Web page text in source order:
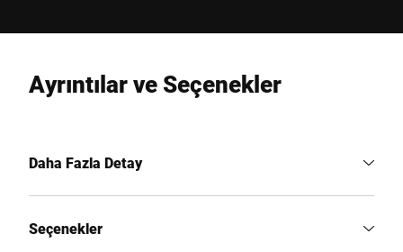
Ayrıntılar ve Seçenekler
Daha Fazla Detay
Seçenekler